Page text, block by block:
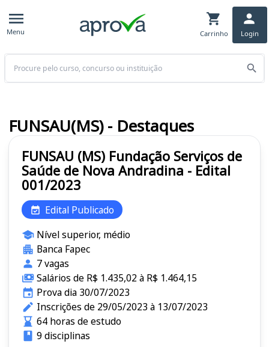
Menu Carrinho Login
Buscar
FUNSAU (MS) Fundação Serviços de
Saúde de Nova Andradina - Edital
001/2023
Edital Publicado
Nível superior, médio
Banca Fapec
7 vagas
Salários de R$ 1.435,02 à R$ 1.464,15
Prova dia 30/07/2023
Inscrições de 29/05/2023 à 13/07/2023
64 horas de estudo
9 disciplinas
FUNSAU(MS) - Destaques